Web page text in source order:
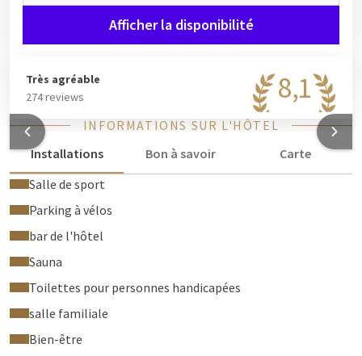
Afficher la disponibilité
8,1
Très agréable
274 reviews
INFORMATIONS SUR L'HÔTEL
Installations
Bon à savoir
Carte
Salle de sport
Parking à vélos
bar de l'hôtel
Sauna
Toilettes pour personnes handicapées
salle familiale
Bien-être